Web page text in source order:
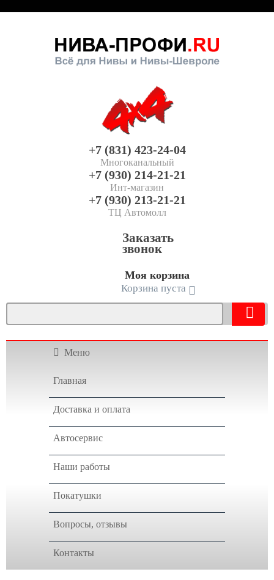
+7 (831) 423-24-04
Многоканальный
+7 (930) 214-21-21
Инт-магазин
+7 (930) 213-21-21
ТЦ Автомолл
Заказать
звонок
Моя корзина
Корзина пуста
Меню
Главная
Доставка и оплата
Автосервис
Наши работы
Покатушки
Вопросы, отзывы
Контакты